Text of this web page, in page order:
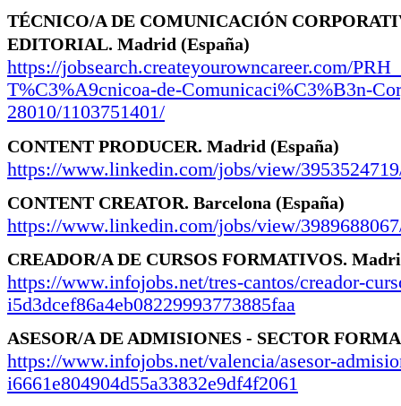
TÉCNICO/A DE COMUNICACIÓN
EDITORIAL. Madrid (España)
https://jobsearch.createyourowncareer.com/
T%C3%A9cnicoa-de-Comunicaci%C3%B3n-
28010/1103751401/
CONTENT PRODUCER. Madrid (España)
https://www.linkedin.com/jobs/view/
CONTENT CREATOR. Barcelona (España)
https://www.linkedin.com/jobs/view/
CREADOR/A DE CURSOS FORMATIVOS.
https://www.infojobs.net/tres-cantos/creador-
i5d3dcef86a4eb08229993773885faa
ASESOR/A DE ADMISIONES - SECTOR
https://www.infojobs.net/valencia/asesor-
i6661e804904d55a33832e9df4f2061